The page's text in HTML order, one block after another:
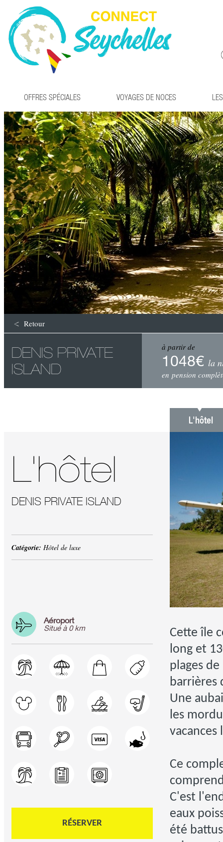
OFFRES SPÉCIALES VOYAGES DE NOCES
Retour
DENIS PRIVATE
ISLAND
à partir de
1048€ la
en pension
L'hôtel
L'hôtel
DENIS PRIVATE ISLAND
Catégorie: Hôtel de luxe
Aéroport
Situé à 0 km
RÉSERVER
Cette île
long et
plages
barrières
Une
les
Ce
C'est
eaux
été